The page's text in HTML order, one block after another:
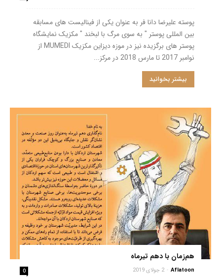
پوسته علیرضا دانا فر به عنوان یکی از فینالیست های مسابقه
بین المللی پوستر " به سوی مرگ با لبخند " مکزیک نمایشگاه
پوستر های برگزیده نیز در موزه دیزاین مکزیک MUMEDI از
نوامبر 2017 تا مارس 2018 در مرکز...
بیشتر بخوانید
هم‌زمان با دهم تیرماه
Aflatoon
- 2 جولای 2019 0